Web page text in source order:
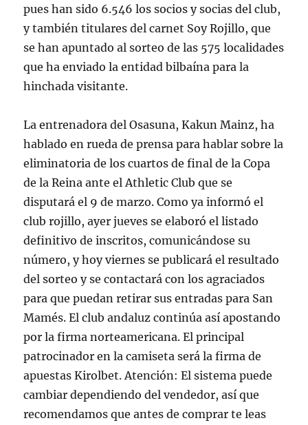
pues han sido 6.546 los socios y socias del club,
y también titulares del carnet Soy Rojillo, que
se han apuntado al sorteo de las 575 localidades
que ha enviado la entidad bilbaína para la
hinchada visitante.
La entrenadora del Osasuna, Kakun Mainz, ha
hablado en rueda de prensa para hablar sobre la
eliminatoria de los cuartos de final de la Copa
de la Reina ante el Athletic Club que se
disputará el 9 de marzo. Como ya informó el
club rojillo, ayer jueves se elaboró el listado
definitivo de inscritos, comunicándose su
número, y hoy viernes se publicará el resultado
del sorteo y se contactará con los agraciados
para que puedan retirar sus entradas para San
Mamés. El club andaluz continúa así apostando
por la firma norteamericana. El principal
patrocinador en la camiseta será la firma de
apuestas Kirolbet. Atención: El sistema puede
cambiar dependiendo del vendedor, así que
recomendamos que antes de comprar te leas